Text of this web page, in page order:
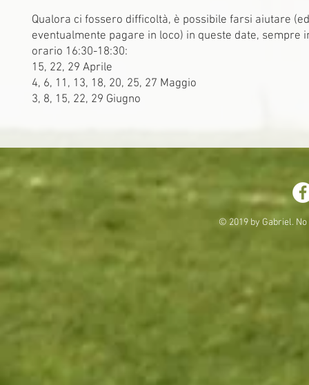
Qualora ci fossero difficoltà, è possibile farsi aiutare (ed
eventualmente pagare in loco) in queste date, sempre
orario 16:30-18:30:
15, 22, 29 Aprile
4, 6, 11, 13, 18, 20, 25, 27 Maggio
3, 8, 15, 22, 29 Giugno
© 2019 by Gabriel.